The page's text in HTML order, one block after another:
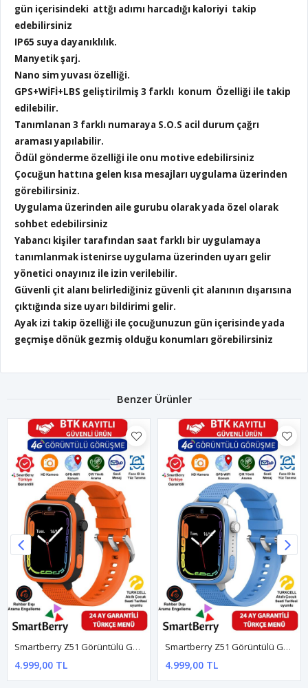
gün içerisindeki attğı adımı harcadığı kaloriyi takip
edebilirsiniz
IP65 suya dayanıklılık.
Manyetik şarj.
Nano sim yuvası özelliği.
GPS+WİFİ+LBS geliştirilmiş 3 farklı konum Özelliği ile takip
edilebilir.
Tanımlanan 3 farklı numaraya S.O.S acil durum çağrı
araması yapılabilir.
Ödül gönderme özelliği ile onu motive edebilirsiniz
Çocuğun hattına gelen kısa mesajları uygulama üzerinden
görebilirsiniz.
Uygulama üzerinden aile gurubu olarak yada özel olarak
sohbet edebilirsiniz
Yabancı kişiler tarafından saat farklı bir uygulamaya
tanımlanmak istenirse uygulama üzerinden uyarı gelir
yönetici onayınız ile izin verilebilir.
Güvenli çit alanı belirlediğiniz güvenli çit alanının dışarısına
çıktığında size uyarı bildirimi gelir.
Ayak izi takip özelliği ile çocuğunuzun gün içerisinde yada
geçmişe dönük gezmiş olduğu konumları görebilirsiniz
Benzer Ürünler
Smartberry Z51 Görüntülü Görüşme Gps Wıfı Net Konum Gizli Dinleme Akıllı Çocuk Takip Saati Sim Kartlı - Turuncu
4.999,00 TL
Smartberry Z51 Görüntülü Görüşme Gps Wıfı Net Konum Gizli Dinleme Akıllı Çocuk Takip Saati Sim Kartlı - Mavi
4.999,00 TL